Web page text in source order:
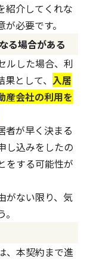
紹介してくれな
必要です。
る場合がある
ルした場合、利
として、 入居
産会社の利用を
者が早く決まる
し込みをしたの
をする可能性が
がない限り、気
、本契約まで進